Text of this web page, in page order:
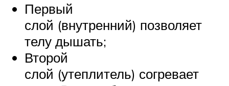
Первый
слой (внутренний) позволяет
телу дышать;
Второй
слой (утеплитель) согревает